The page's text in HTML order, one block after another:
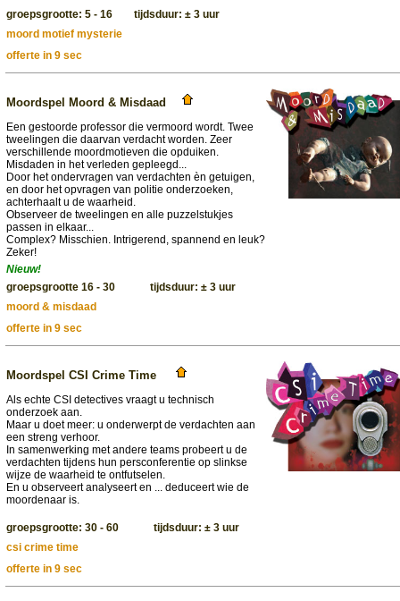
groepsgrootte: 5 - 16 tijdsduur: ± 3 uur
moord motief mysterie
offerte in 9 sec
Moordspel Moord & Misdaad
Een gestoorde professor die vermoord wordt. Twee
tweelingen die daarvan verdacht worden. Zeer
verschillende moordmotieven die opduiken.
Misdaden in het verleden gepleegd...
Door het ondervragen van verdachten èn getuigen,
en door het opvragen van politie onderzoeken,
achterhaalt u de waarheid.
Observeer de tweelingen en alle puzzelstukjes
passen in elkaar...
Complex? Misschien. Intrigerend, spannend en leuk?
Zeker!
Nieuw!
groepsgrootte 16 - 30 tijdsduur: ± 3 uur
moord & misdaad
offerte in 9 sec
Moordspel CSI Crime Time
Als echte CSI detectives vraagt u technisch
onderzoek aan.
Maar u doet meer: u onderwerpt de verdachten aan
een streng verhoor.
In samenwerking met andere teams probeert u de
verdachten tijdens hun persconferentie op slinkse
wijze de waarheid te ontfutselen.
En u observeert analyseert en ... deduceert wie de
moordenaar is.
groepsgrootte: 30 - 60 tijdsduur: ± 3 uur
csi crime time
offerte in 9 sec